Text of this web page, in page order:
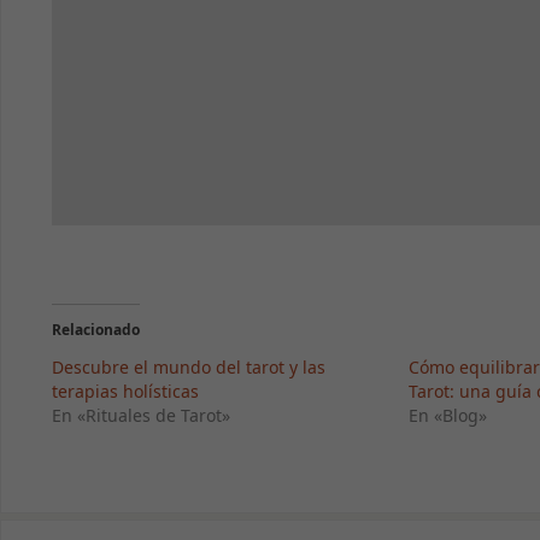
Relacionado
Descubre el mundo del tarot y las
terapias holísticas
En «Rituales de Tarot»
Cómo
Tarot: una guía
En «Blog»